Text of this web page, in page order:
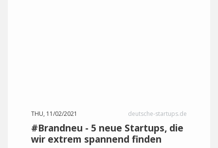
THU, 11/02/2021 deutsche-startups.de
#Brandneu - 5 neue Startups, die
wir extrem spannend finden